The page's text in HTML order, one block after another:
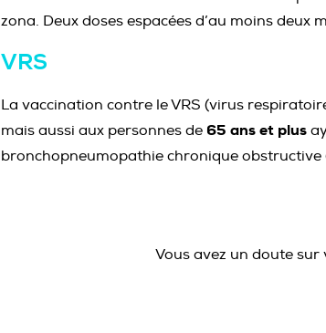
zona. Deux doses espacées d’au moins deux
VRS
La vaccination contre le VRS (virus
mais aussi aux personnes de 65 ans et plus
bronchopneumopathie chronique obstructive
Vous avez un doute sur